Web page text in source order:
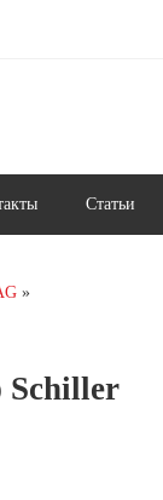
Статьи
Schiller